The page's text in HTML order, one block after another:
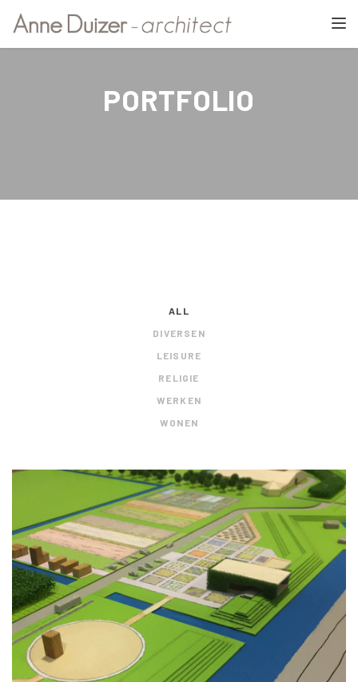
PORTFOLIO
ALL
DIVERSEN
LEISURE
RELIGIE
WERKEN
WONEN